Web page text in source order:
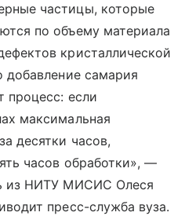
частицы, которые
по объему материала
кристаллической
добавление самария
процесс: если
максимальная
десятки часов,
часов обработки», —
из НИТУ МИСИС Олеся
пресс-служба вуза.